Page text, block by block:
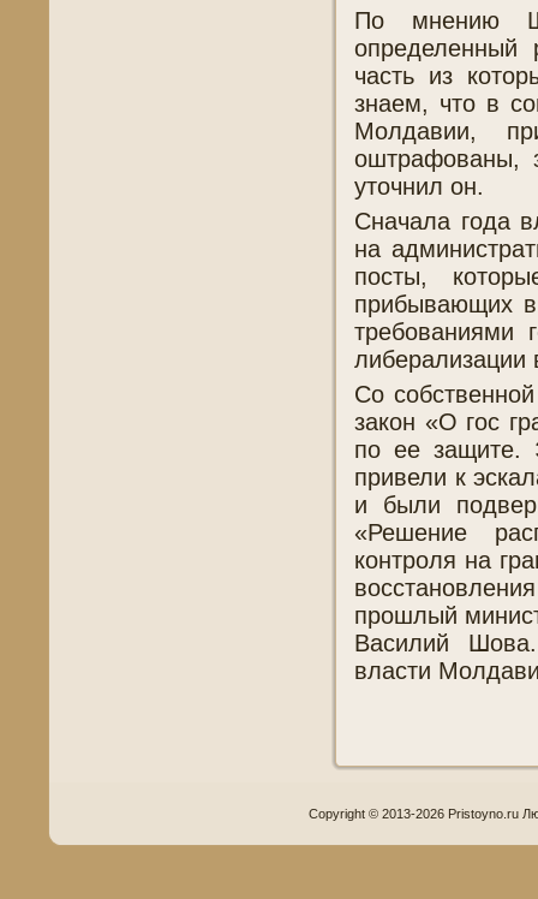
По мнению
определенный
часть из
знаем, что в
Молдавии,
оштрафованы,
уточнил он.
Сначала года
на
посты,
прибывающих
требованиями
либерализации
Со
закон «О гос
по ее защите.
привели к
и были
«Решение
контроля на
прошлый
Василий
власти
Copyright © 2013-2026 Pristoyno.ru